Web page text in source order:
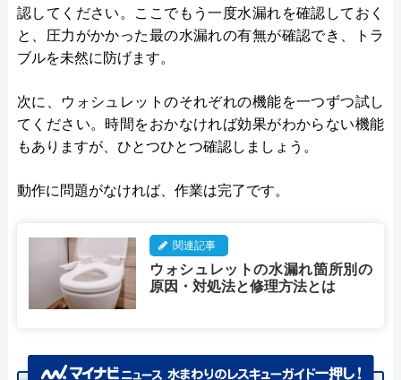
認してください。ここでもう一度水漏れを確認しておく
と、圧力がかかった最の水漏れの有無が確認でき、トラ
ブルを未然に防げます。
次に、ウォシュレットのそれぞれの機能を一つずつ試し
てください。時間をおかなければ効果がわからない機能
もありますが、ひとつひとつ確認しましょう。
動作に問題がなければ、作業は完了です。
関連記事
ウォシュレットの水漏れ箇所別の
原因・対処法と修理方法とは